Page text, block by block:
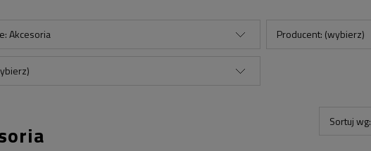
Akcesoria Producent: (wybierz)
Sortuj wg: